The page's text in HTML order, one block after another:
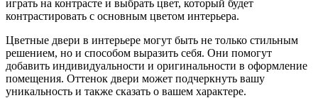
играть на контрасте и выбрать цвет, который будет
контрастировать с основным цветом интерьера.
Цветные двери в интерьере могут быть не только стильным
решением, но и способом выразить себя. Они помогут
добавить индивидуальности и оригинальности в оформление
помещения. Оттенок двери может подчеркнуть вашу
уникальность и также сказать о вашем характере.